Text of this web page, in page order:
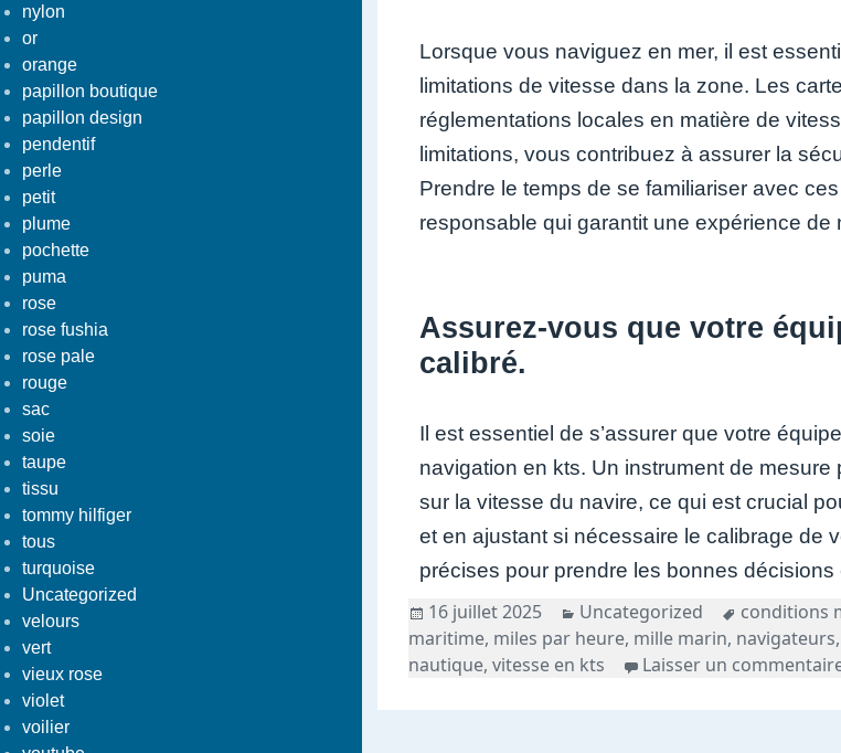
nylon
or
orange
papillon boutique
papillon design
pendentif
perle
petit
plume
pochette
puma
rose
rose fushia
rose pale
rouge
sac
soie
taupe
tissu
tommy hilfiger
tous
turquoise
Uncategorized
velours
vert
vieux rose
violet
voilier
Lorsque vous naviguez en mer, il est
limitations de vitesse dans la zone. Les
réglementations locales en matière de
limitations, vous contribuez à assurer la
Prendre le temps de se familiariser avec
responsable qui garantit une expérience
Assurez-vous que votre
calibré.
Il est essentiel de s’assurer que votre
navigation en kts. Un instrument de
sur la vitesse du navire, ce qui est crucial
et en ajustant si nécessaire le calibrage de
précises pour prendre les bonnes décisions
Publié
le
16 juillet 2025 Catégories
Uncategorized Tags
conditions
maritime, miles par heure, mille marin, navigateurs,
nautique,vitesse en kts Laisser un